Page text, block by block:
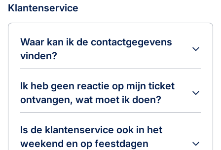
Klantenservice
Waar kan ik de contactgegevens
vinden?
Ik heb geen reactie op mijn ticket
ontvangen, wat moet ik doen?
Is de klantenservice ook in het
weekend en op feestdagen